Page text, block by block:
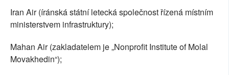
Iran Air (íránská státní letecká společnost řízená místním
ministerstvem infrastruktury);
Mahan Air (zakladatelem je „Nonprofit Institute of Molal
Movakhedin“);